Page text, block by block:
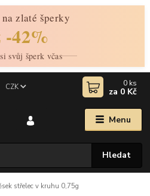
zlaté šperky
-42%
svůj šperk včas
Menu
CZK
Hledat
0 ks
za 0 Kč
střelec v kruhu 0,75g